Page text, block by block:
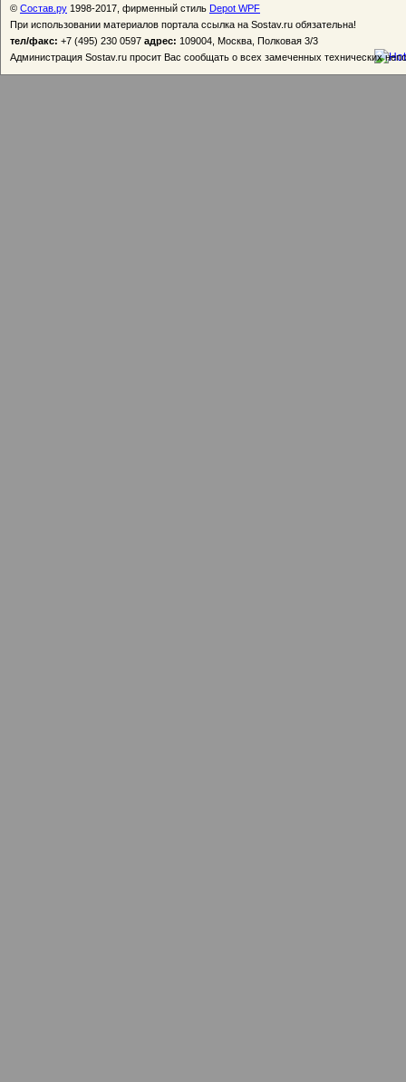
© Состав.ру 1998-2017, фирменный стиль Depot WPF
При использовании материалов портала ссылка на Sostav.ru обязательна!
тел/факс: +7 (495) 230 0597 адрес: 109004, Москва, Полковая 3/3
Администрация Sostav.ru просит Вас сообщать о всех замеченных технических